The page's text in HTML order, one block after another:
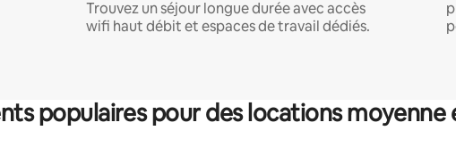
Trouvez un séjour longue durée avec accès
wifi haut débit et espaces de travail dédiés.
populaires pour des locations